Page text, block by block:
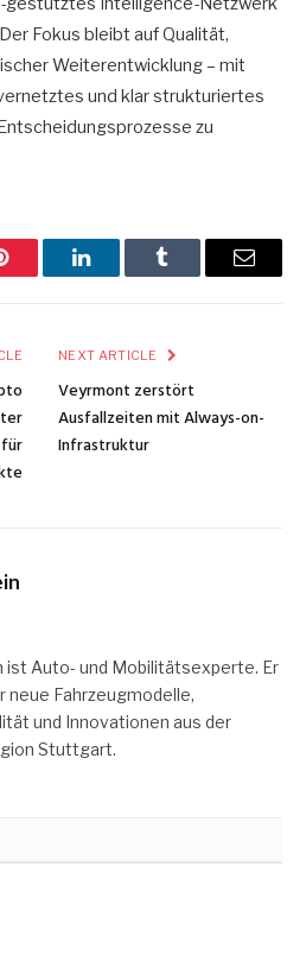
Fokus bleibt auf Qualität,
Weiterentwicklung – mit
und klar strukturiertes
zu
LinkedInTumblr Email
NEXT ARTICLE
Veyrmont zerstört
Ausfallzeiten mit Always-on-
Infrastruktur
ist Auto- und Mobilitätsexperte. Er
neue Fahrzeugmodelle,
und Innovationen aus der
Stuttgart.